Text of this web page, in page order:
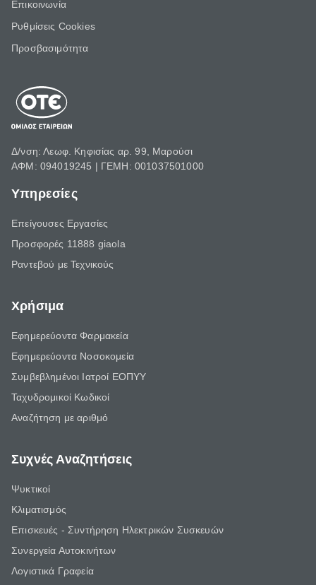
Επικοινωνία
Ρυθμίσεις Cookies
Προσβασιμότητα
Δ/νση: Λεωφ. Κηφισίας αρ. 99, Μαρούσι
ΑΦΜ: 094019245 | ΓΕΜΗ: 001037501000
Υπηρεσίες
Επείγουσες Εργασίες
Προσφορές 11888 giaola
Ραντεβού με Τεχνικούς
Χρήσιμα
Εφημερεύοντα Φαρμακεία
Εφημερεύοντα Νοσοκομεία
Συμβεβλημένοι Ιατροί ΕΟΠΥΥ
Ταχυδρομικοί Κωδικοί
Αναζήτηση με αριθμό
Συχνές Αναζητήσεις
Ψυκτικοί
Κλιματισμός
Επισκευές - Συντήρηση Ηλεκτρικών Συσκευών
Συνεργεία Αυτοκινήτων
Λογιστικά Γραφεία